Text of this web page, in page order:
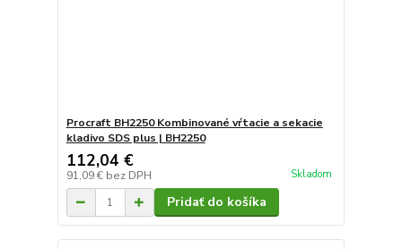
Procraft BH2250 Kombinované vŕtacie a sekacie
kladivo SDS plus | BH2250
112,04 €
91,09 € bez DPH Skladom
Pridať do košíka